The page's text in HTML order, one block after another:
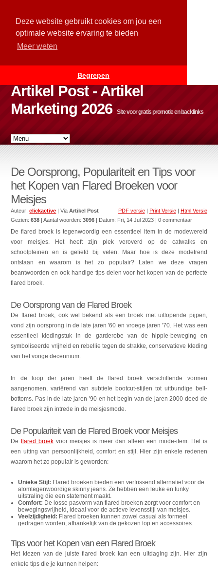
Deze website gebruikt cookies om jou een
optimale website ervaring te bieden
Meer weten
Begrepen
Artikel Post - Artikel
Marketing 2026
Site voor gratis promotie en backlinks
De Oorsprong, Populariteit en Tips voor
het Kopen van Flared Broeken voor
Meisjes
PDF versie| Print Versie| Html Versie
Auteur:clickactive | ViaArtikel Post
Gezien:638 | Aantal woorden:3096 | Datum: Fri, 14 Jul 2023 | 0 commentaar
De flared broek is tegenwoordig een essentieel item in de modewereld
voor meisjes. Het heeft zijn plek veroverd op de catwalks en
schoolpleinen en is geliefd bij velen. Maar hoe is deze modetrend
ontstaan en waarom is het zo populair? Laten we deze vragen
beantwoorden en ook handige tips delen voor het kopen van de perfecte
flared broek.
De Oorsprong van de Flared Broek
De flared broek, ook wel bekend als een broek met uitlopende pijpen,
vond zijn oorsprong in de late jaren '60 en vroege jaren '70. Het was een
essentieel kledingstuk in de garderobe van de hippie-beweging en
symboliseerde vrijheid en rebellie tegen de strakke, conservatieve kleding
van het vorige decennium.
In de loop der jaren heeft de flared broek verschillende vormen
aangenomen, variërend van subtiele bootcut-stijlen tot uitbundige bell-
bottoms. Pas in de late jaren '90 en het begin van de jaren 2000 deed de
flared broek zijn intrede in de meisjesmode.
De Populariteit van de Flared Broek voor Meisjes
Deflared broekvoor meisjes is meer dan alleen een mode-item. Het is
een uiting van persoonlijkheid, comfort en stijl. Hier zijn enkele redenen
waarom het zo populair is geworden:
Unieke Stijl: Flared broeken bieden een verfrissend alternatief voor de
alomtegenwoordige skinny jeans. Ze hebben een leuke en funky
uitstraling die een statement maakt.
Comfort: De losse pasvorm van flared broeken zorgt voor comfort en
bewegingsvrijheid, ideaal voor de actieve levensstijl van meisjes.
Veelzijdigheid: Flared broeken kunnen zowel casual als formeel
gedragen worden, afhankelijk van de gekozen top en accessoires.
Tips voor het Kopen van een Flared Broek
Het kiezen van de juiste flared broek kan een uitdaging zijn. Hier zijn
enkele tips die je kunnen helpen: